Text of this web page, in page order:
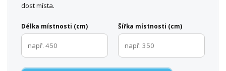
dost místa.
Délka místnosti (cm) Šířka místnosti (cm)